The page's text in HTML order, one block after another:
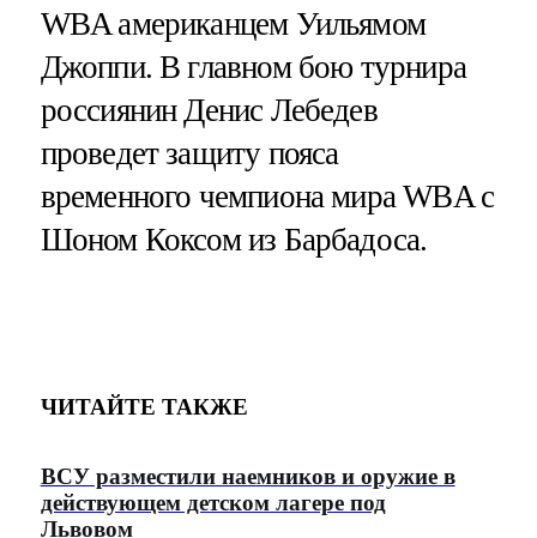
WBA американцем Уильямом
Джоппи. В главном бою турнира
россиянин Денис Лебедев
проведет защиту пояса
временного чемпиона мира WBA с
Шоном Коксом из Барбадоса.
ЧИТАЙТЕ ТАКЖЕ
ВСУ разместили наемников и оружие в
действующем детском лагере под
Львовом